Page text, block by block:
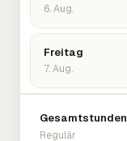
6. Aug.
Freitag
7. Aug.
Gesamtstunden
Regulär